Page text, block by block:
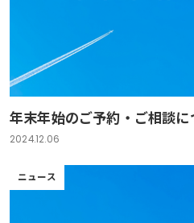
年末年始のご予約・ご相談に
2024.12.06
ニュース